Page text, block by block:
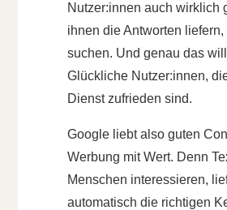
Nutzer:innen auch wirklich
ihnen die Antworten liefern,
suchen. Und genau das
Glückliche Nutzer:innen,
Dienst zufrieden sind.
Google liebt also guten
Werbung mit Wert. Denn
Menschen interessieren,
automatisch die richtigen